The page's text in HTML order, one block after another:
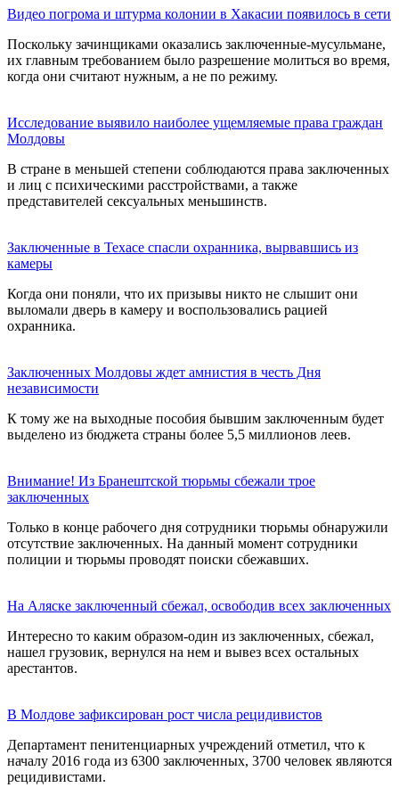
Видео погрома и штурма колонии в Хакасии появилось в сети
Поскольку зачинщиками оказались заключенные-мусульмане,
их главным требованием было разрешение молиться во время,
когда они считают нужным, а не по режиму.
Исследование выявило наиболее ущемляемые права граждан
Молдовы
В стране в меньшей степени соблюдаются права заключенных
и лиц с психическими расстройствами, а также
представителей сексуальных меньшинств.
Заключенные в Техасе спасли охранника, вырвавшись из
камеры
Когда они поняли, что их призывы никто не слышит они
выломали дверь в камеру и воспользовались рацией
охранника.
Заключенных Молдовы ждет амнистия в честь Дня
независимости
К тому же на выходные пособия бывшим заключенным будет
выделено из бюджета страны более 5,5 миллионов леев.
Внимание! Из Бранештской тюрьмы сбежали трое
заключенных
Только в конце рабочего дня сотрудники тюрьмы обнаружили
отсутствие заключенных. На данный момент сотрудники
полиции и тюрьмы проводят поиски сбежавших.
На Аляске заключенный сбежал, освободив всех заключенных
Интересно то каким образом-один из заключенных, сбежал,
нашел грузовик, вернулся на нем и вывез всех остальных
арестантов.
В Молдове зафиксирован рост числа рецидивистов
Департамент пенитенциарных учреждений отметил, что к
началу 2016 года из 6300 заключенных, 3700 человек являются
рецидивистами.